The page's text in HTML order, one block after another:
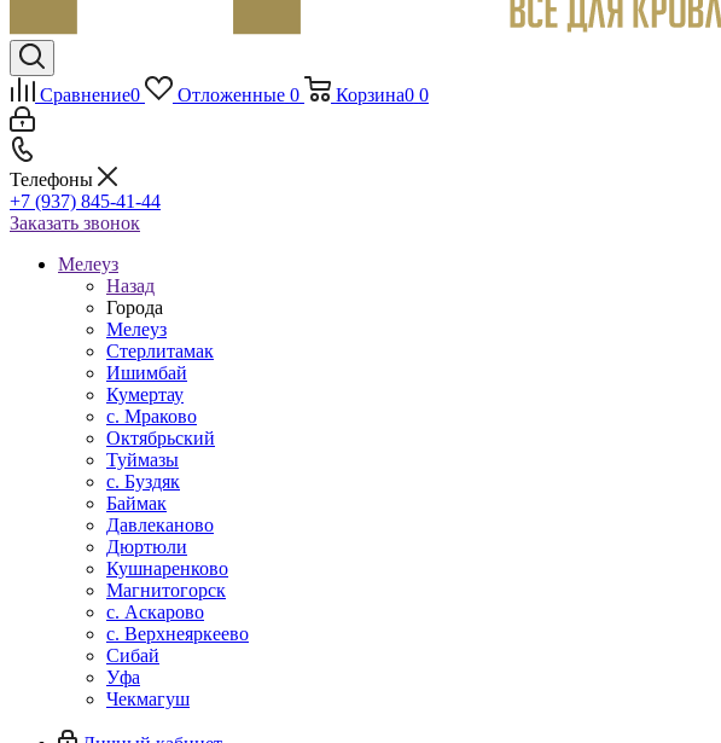
Сравнение0 Отложенные 0 Корзина0 0
Телефоны
+7 (937) 845-41-44
Заказать звонок
Мелеуз
Назад
Города
Мелеуз
Стерлитамак
Ишимбай
Кумертау
c. Мраково
Октябрьский
Туймазы
c. Буздяк
Баймак
Давлеканово
Дюртюли
Кушнаренково
Магнитогорск
с. Аскарово
с. Верхнеяркеево
Сибай
Уфа
Чекмагуш